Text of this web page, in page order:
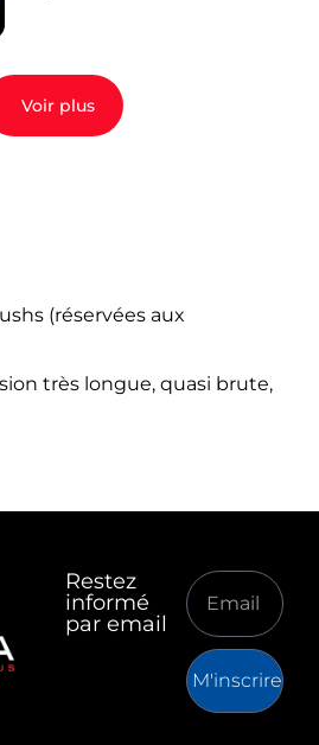
Voir plus
(réservées aux
très longue, quasi brute,
Restez
informé
par email
M'inscrire